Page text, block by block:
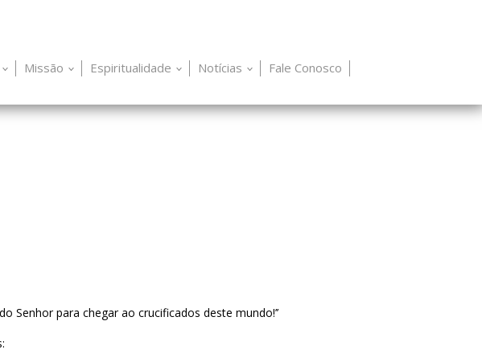
Missão Espiritualidade Notícias Fale Conosco
Senhor para chegar ao crucificados deste mundo!’’